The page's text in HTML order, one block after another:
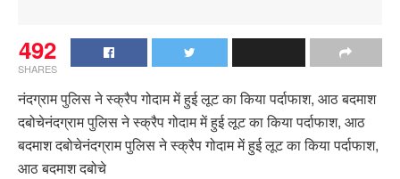
492
SHARES
नंदग्राम पुलिस ने स्क्रैप गोदाम में हुई लूट का किया पर्दाफाश, आठ बदमाश
दबोचेनंदग्राम पुलिस ने स्क्रैप गोदाम में हुई लूट का किया पर्दाफाश, आठ
बदमाश दबोचेनंदग्राम पुलिस ने स्क्रैप गोदाम में हुई लूट का किया पर्दाफाश,
आठ बदमाश दबोचे